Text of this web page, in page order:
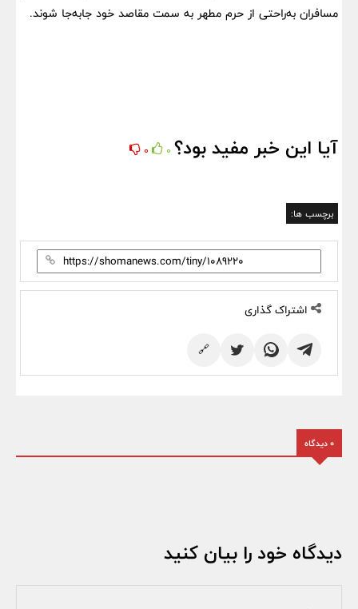
مسافران به‌راحتی از حرم مطهر به سمت مقاصد خود جابه‌جا شوند.
آیا این خبر مفید بود؟ 0
0
برچسب ها:
اشتراک گذاری
🔗
0 دیدگاه
دیدگاه خود را بیان کنید